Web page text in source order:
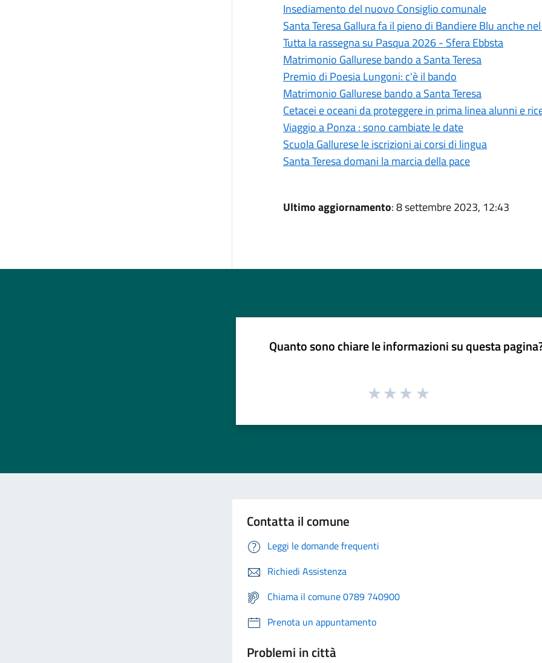
Insediamento del nuovo Consiglio comunale
Santa Teresa Gallura fa il pieno di Bandiere Blu anche
Tutta la rassegna su Pasqua 2026 - Sfera Ebbsta
Matrimonio Gallurese bando a Santa Teresa
Premio di Poesia Lungoni: c'è il bando
Matrimonio Gallurese bando a Santa Teresa
Cetacei e oceani da proteggere in prima linea alunni e
Viaggio a Ponza : sono cambiate le date
Scuola Gallurese le iscrizioni ai corsi di lingua
Santa Teresa domani la marcia della pace
Ultimo aggiornamento: 8 settembre 2023, 12:43
Quanto sono chiare le informazioni su questa
Contatta il comune
Leggi le domande frequenti
Richiedi Assistenza
Chiama il comune 0789 740900
Prenota un appuntamento
Problemi in città